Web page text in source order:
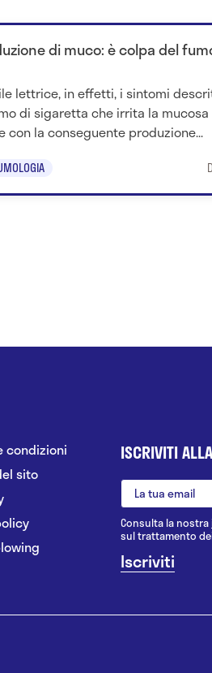
di muco: è colpa del
lettrice, in effetti, i sintomi
di sigaretta che irrita la
con la conseguente produzione...
condizioni
sito
ISCRIVITI
Consulta la nostra
sul trattamento